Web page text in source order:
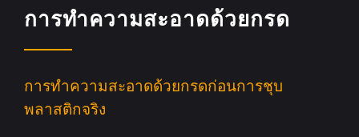
การทำความสะอาดด้วยกรด
การทำความสะอาดด้วยกรดก่อนการชุบ
พลาสติกจริง